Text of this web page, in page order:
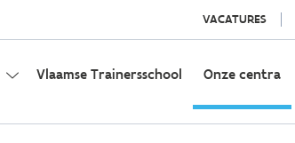
VACATURES
Vlaamse Trainersschool Onze centra